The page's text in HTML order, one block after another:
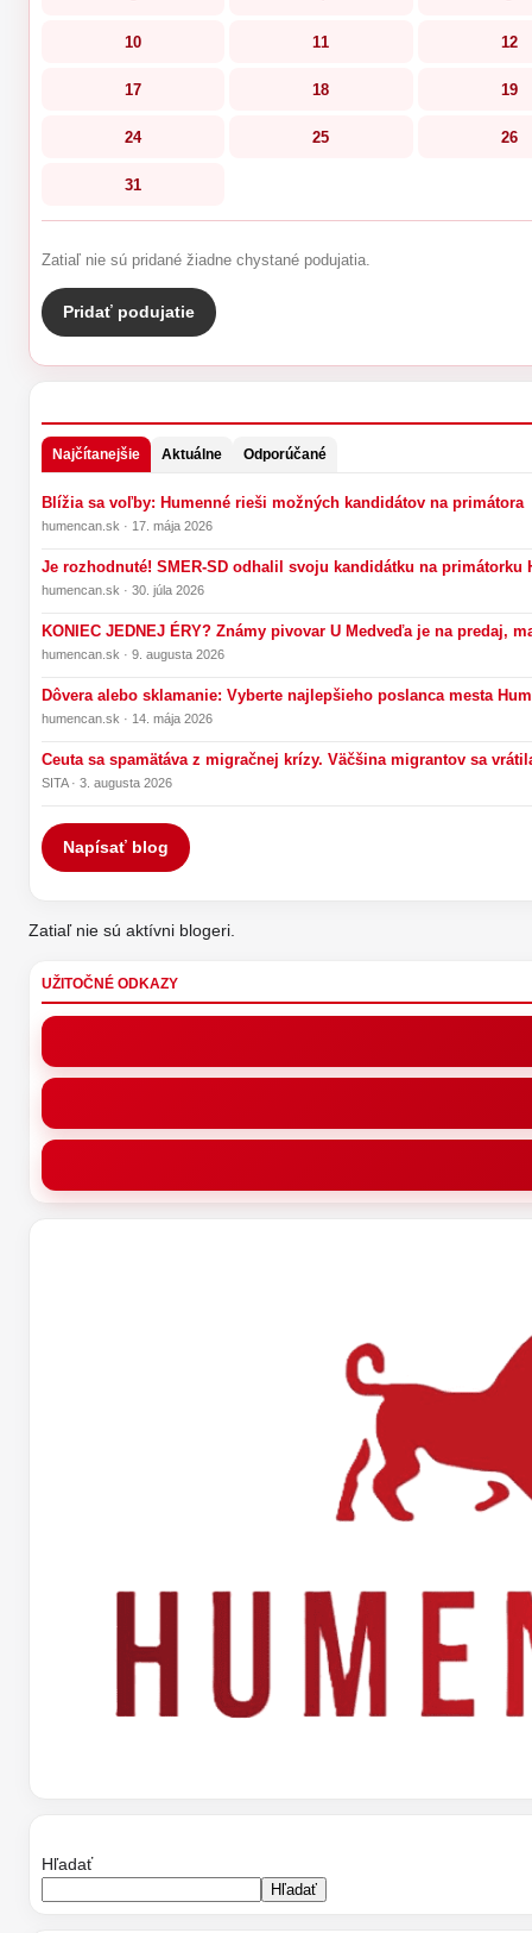
10 11 12
17 18 19
24 25 26
31
Zatiaľ nie sú pridané žiadne chystané podujatia.
Pridať podujatie
Najčítanejšie Aktuálne Odporúčané
Blížia sa voľby: Humenné rieši možných kandidátov na primátora
humencan.sk · 17. mája 2026
Je rozhodnuté! SMER-SD odhalil svoju kandidátku na primátorku
humencan.sk · 30. júla 2026
KONIEC JEDNEJ ÉRY? Známy pivovar U Medveďa je na predaj,
humencan.sk · 9. augusta 2026
Dôvera alebo sklamanie: Vyberte najlepšieho poslanca mesta
humencan.sk · 14. mája 2026
Ceuta sa spamätáva z migračnej krízy. Väčšina migrantov sa
SITA · 3. augusta 2026
Napísať blog
Zatiaľ nie sú aktívni blogeri.
UŽITOČNÉ ODKAZY
Hľadať
Hľadať